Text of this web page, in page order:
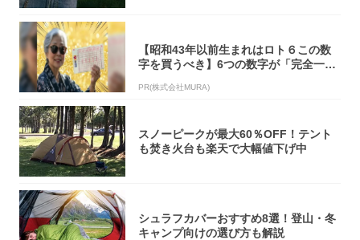
【昭和43年以前生まれはロト６この数
字を買うべき】6つの数字が「完全一
PR(株式会社MURA)
スノーピークが最大60％OFF！テント
も焚き火台も楽天で大幅値下げ中
シュラフカバーおすすめ8選！登山・冬
キャンプ向けの選び方も解説